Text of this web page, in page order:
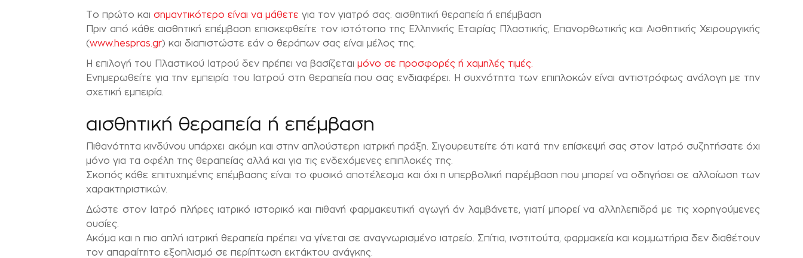
Το πρώτο και σημαντικότερο είναι να μάθετε για τον γιατρό σας. αισθητική θεραπεία ή επέμβαση
Πριν από κάθε αισθητική επέμβαση επισκεφθείτε τον ιστότοπο της Ελληνικής Εταιρίας Πλαστικής, Επανορθωτικής και Αισθητικής Χειρουργικής
(www.hespras.gr) και διαπιστώστε εάν ο θεράπων σας είναι μέλος της.
H επιλογή του Πλαστικού Ιατρού δεν πρέπει να βασίζεται μόνο σε προσφορές ή χαμηλές τιμές.
Ενημερωθείτε για την εμπειρία του Iατρού στη θεραπεία που σας ενδιαφέρει. Η συχνότητα των επιπλοκών είναι αντιστρόφως ανάλογη με την
σχετική εμπειρία.
αισθητική θεραπεία ή επέμβαση
Πιθανότητα κινδύνου υπάρχει ακόμη και στην απλούστερη ιατρική πράξη. Σιγουρευτείτε ότι κατά την επίσκεψή σας στον Iατρό συζητήσατε όχι
μόνο για τα οφέλη της θεραπείας αλλά και για τις ενδεχόμενες επιπλοκές της.
Σκοπός κάθε επιτυχημένης επέμβασης είναι το φυσικό αποτέλεσμα και όχι η υπερβολική παρέμβαση που μπορεί να οδηγήσει σε αλλοίωση των
χαρακτηριστικών.
Δώστε στον Iατρό πλήρες ιατρικό ιστορικό και πιθανή φαρμακευτική αγωγή άν λαμβάνετε, γιατί μπορεί να αλληλεπιδρά με τις χορηγούμενες
ουσίες.
Ακόμα και η πιο απλή ιατρική θεραπεία πρέπει να γίνεται σε αναγνωρισμένο ιατρείο. Σπίτια, ινστιτούτα, φαρμακεία και κομμωτήρια δεν διαθέτουν
τον απαραίτητο εξοπλισμό σε περίπτωση εκτάκτου ανάγκης.